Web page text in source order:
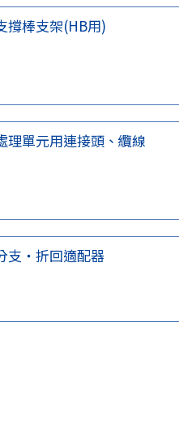
撐棒支架(HB用)
理單元用連接頭、纜線
支・折回適配器